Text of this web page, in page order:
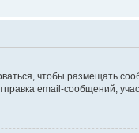
чтобы размещать
email-сообщений,